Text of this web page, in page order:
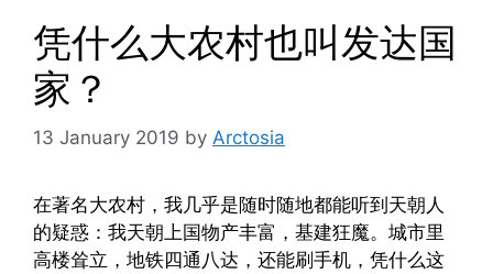
凭什么大农村也叫发达国
家？
13 January 2019 by Arctosia
在著名大农村，我几乎是随时随地都能听到天朝人
的疑惑：我天朝上国物产丰富，基建狂魔。城市里
高楼耸立，地铁四通八达，还能刷手机，凭什么这